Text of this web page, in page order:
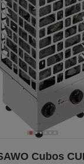
Cubos